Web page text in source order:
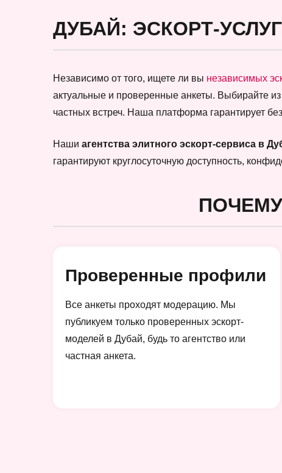
ДУБАЙ: ЭСКОРТ-
Независимо от того, ищете ли вы независимых
актуальные и проверенные анкеты. Выбирайте из
частных встреч. Наша платформа гарантирует
Наши агентства элитного эскорт-сервиса в
гарантируют круглосуточную доступность,
ПОЧЕМУ
Проверенные профили
Все анкеты проходят модерацию. Мы
публикуем только проверенных эскорт-
моделей в Дубай, будь то агентство или
частная анкета.